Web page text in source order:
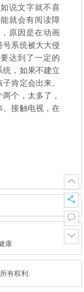
说文字就不喜
就会有阅读障
原因是在动画
号系统被大大侵
达到了一定的
，如果不建立
肯定会出来。
个，太多了，
、接触电视，在
康
有权利.